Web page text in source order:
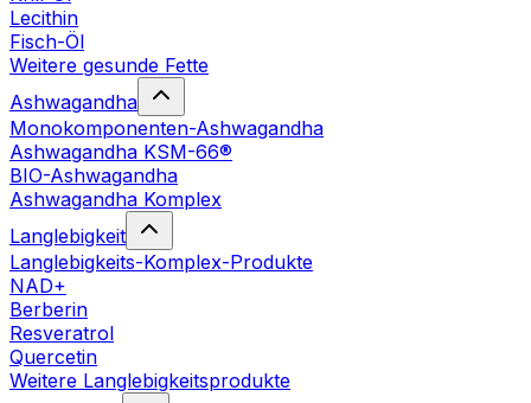
Lecithin
Fisch-Öl
Weitere gesunde Fette
Ashwagandha
Monokomponenten-Ashwagandha
Ashwagandha KSM-66®
BIO-Ashwagandha
Ashwagandha Komplex
Langlebigkeit
Langlebigkeits-Komplex-Produkte
NAD+
Berberin
Resveratrol
Quercetin
Weitere Langlebigkeitsprodukte